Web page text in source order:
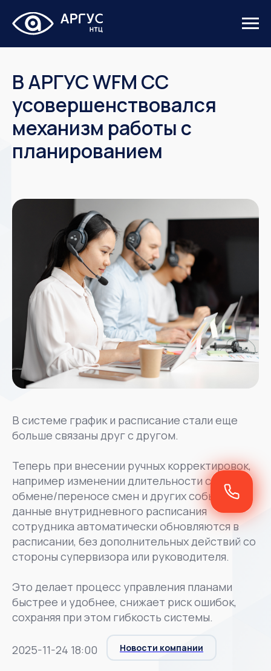
В АРГУС WFM CC
усовершенствовался
механизм работы с
планированием
В системе график и расписание стали еще
больше связаны друг с другом.
Теперь при внесении ручных корректировок,
например изменении длительности смены,
обмене/переносе смен и других событиях
данные внутридневного расписания
сотрудника автоматически обновляются в
расписании, без дополнительных действий со
стороны супервизора или руководителя.
Это делает процесс управления планами
быстрее и удобнее, снижает риск ошибок,
сохраняя при этом гибкость системы.
2025-11-24 18:00 Новости компании